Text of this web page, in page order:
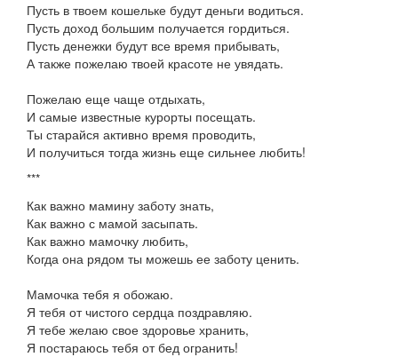
Пусть в твоем кошельке будут деньги водиться.
Пусть доход большим получается гордиться.
Пусть денежки будут все время прибывать,
А также пожелаю твоей красоте не увядать.
Пожелаю еще чаще отдыхать,
И самые известные курорты посещать.
Ты старайся активно время проводить,
И получиться тогда жизнь еще сильнее любить!
***
Как важно мамину заботу знать,
Как важно с мамой засыпать.
Как важно мамочку любить,
Когда она рядом ты можешь ее заботу ценить.
Мамочка тебя я обожаю.
Я тебя от чистого сердца поздравляю.
Я тебе желаю свое здоровье хранить,
Я постараюсь тебя от бед огранить!